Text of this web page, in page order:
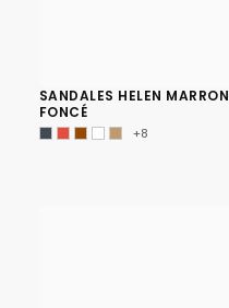
SANDALES HELEN MARRON
FONCÉ
+8